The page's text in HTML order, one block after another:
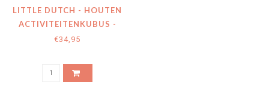
LITTLE DUTCH - HOUTEN
ACTIVITEITENKUBUS -
FAIRY GARDEN
€34,95